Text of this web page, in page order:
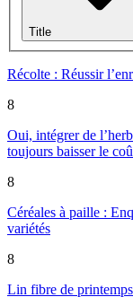
Title
Récolte : Réussir
8
Oui, intégrer de
toujours baisser le
8
Céréales à paille :
variétés
8
Lin fibre de